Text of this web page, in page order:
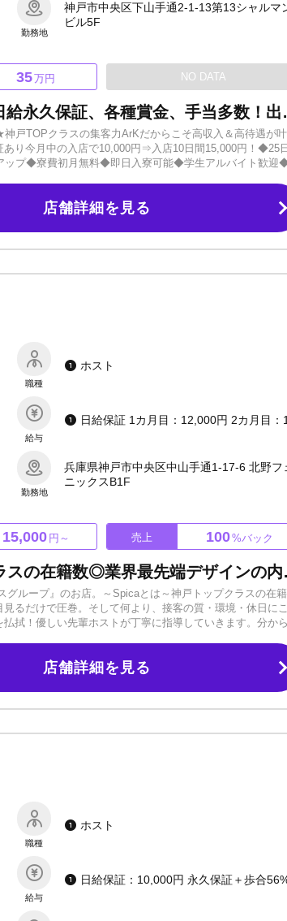
勤務地
神戸市中央区下山手通2-1-13第13シャルマ
ビル5F
35万円 NO DATA
【エリア最高水準の
戸TOPクラスの集客力ArKだからこそ高収入＆高待遇が
り今月中の入店で10,000円⇒入店10日間15,000円！◆25
ップ◆寮費初月無料◆即日入寮可能◆学生アルバイト歓迎
限寄り添ってサポートさせていただきます！学生の方は
などもお気軽にご相談ください。【面接・体験入店は随時開
もお待ちしております！（応募の際は「オレホスを見た
店舗詳細を見る
職種
ホスト
給与
勤務地
兵庫県神戸市中央区中山手通1-17-6 北野フ
ニックスB1F
15,000 円～ 売上 100%バック
本気になれば世界は変
ループ』のお店。～Spicaとは～神戸トップクラスの在
るだけで圧巻。そして何より、接客の質・環境・休日に
拭！優しい先輩ホストが丁寧に指導していきます。分か
。◆休日営業時間5時間！勤務時間短縮で全員が無理なく
す！✧*。+✧*。+✧*。+✧*。+✧*。+＼移籍トラブル迅速対
。辞めさせてくれない...金銭面でトラブルがある...など
15,000円以上！即日支給♪「本籍地記載の住民票」「身分
ることもあります。まずはお店の雰囲気を見てください
しております。（応募の際は「オレホス見た」とお伝えく
店舗詳細を見る
職種
ホスト
給与
日給保証：10,000円 永久保証＋歩合